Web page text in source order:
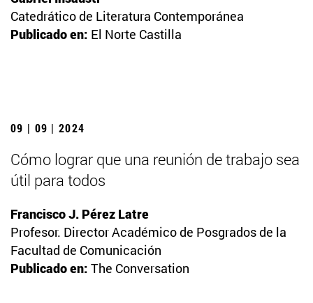
Catedrático de Literatura Contemporánea
Publicado en: El Norte Castilla
09 | 09 | 2024
Cómo lograr que una reunión de trabajo sea
útil para todos
Francisco J. Pérez Latre
Profesor. Director Académico de Posgrados de la
Facultad de Comunicación
Publicado en: The Conversation